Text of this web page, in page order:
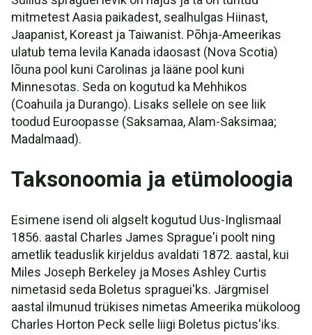
mitmetest Aasia paikadest, sealhulgas Hiinast,
Jaapanist, Koreast ja Taiwanist. Põhja-Ameerikas
ulatub tema levila Kanada idaosast (Nova Scotia)
lõuna pool kuni Carolinas ja lääne pool kuni
Minnesotas. Seda on kogutud ka Mehhikos
(Coahuila ja Durango). Lisaks sellele on see liik
toodud Euroopasse (Saksamaa, Alam-Saksimaa;
Madalmaad).
Taksonoomia ja etümoloogia
Esimene isend oli algselt kogutud Uus-Inglismaal
1856. aastal Charles James Sprague'i poolt ning
ametlik teaduslik kirjeldus avaldati 1872. aastal, kui
Miles Joseph Berkeley ja Moses Ashley Curtis
nimetasid seda Boletus spraguei'ks. Järgmisel
aastal ilmunud trükises nimetas Ameerika mükoloog
Charles Horton Peck selle liigi Boletus pictus'iks.